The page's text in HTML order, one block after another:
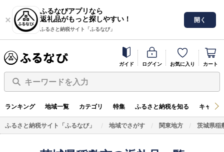
ふるなびアプリなら
返礼品がもっと探しやすい！
ふるさと納税サイト「ふるなび」
開く
ガイド ログイン お気に入り カート
キーワードを入力
ランキング 地域一覧 カテゴリ 特集 ふるさと納税を知る キャン
ふるさと納税サイト「ふるなび」 地域でさがす 関東地方 茨城県稲